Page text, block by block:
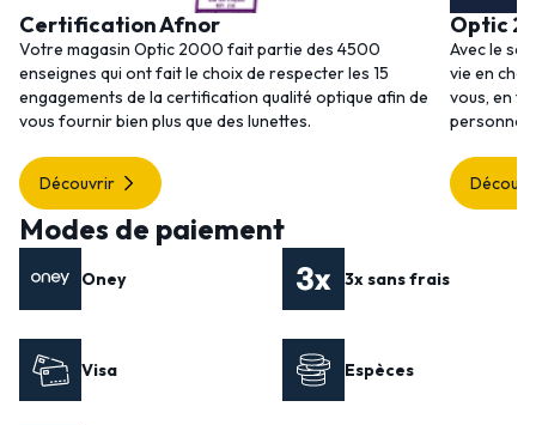
Certification Afnor
Votre magasin Optic 2000 fait partie des 4500
enseignes qui ont fait le choix de respecter les 15
engagements de la certification qualité optique afin de
vous fournir bien plus que des lunettes.
Découvrir
Optic
Avec le
vie en
vous, en
Modes de paiement
Oney 3x sans frais
Visa Espèces